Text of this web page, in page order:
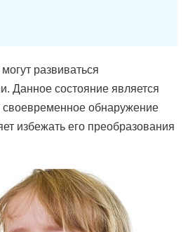
развиваться
Данное состояние является
своевременное обнаружение
избежать его преобразования